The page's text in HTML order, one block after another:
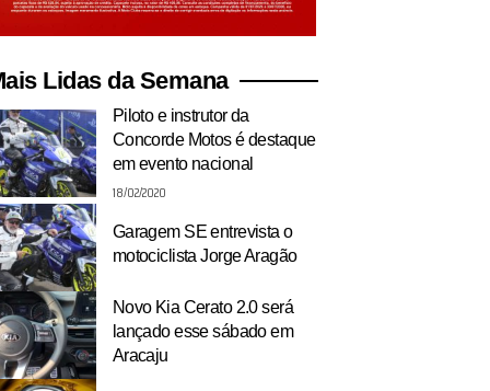
Lidas da Semana
Piloto e instrutor da
Concorde Motos é destaque
em evento nacional
18/02/2020
Garagem SE entrevista o
motociclista Jorge Aragão
Novo Kia Cerato 2.0 será
lançado esse sábado em
Aracaju